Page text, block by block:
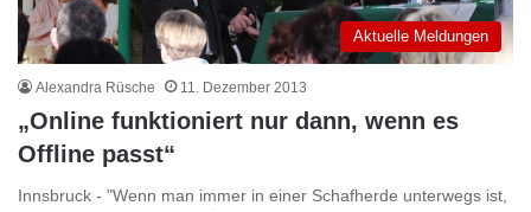
Aktuelle Meldungen
Alexandra Rüsche 11. Dezember 2013
„Online funktioniert nur dann, wenn es
Offline passt“
Innsbruck - "Wenn man immer in einer Schafherde unterwegs ist,